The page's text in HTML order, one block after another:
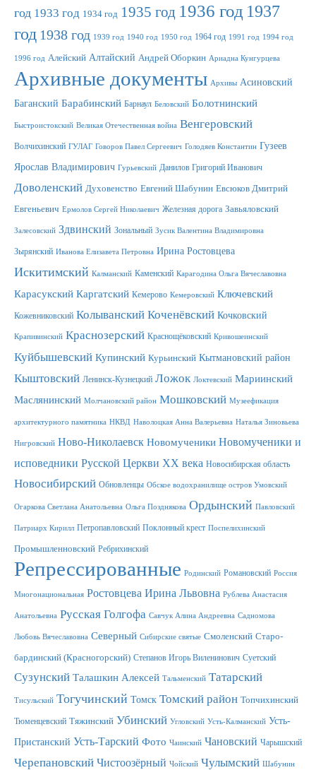
год 1933 год 1934 год 1935 год 1936 год 1937
год 1938 год 1939 год 1940 год 1950 год 1964 год 1991 год 1994 год
1996 год Алейский Алтайский Андрей Оборкин Ариадна Кунгурцева
Архивные документы Архивы Асиновский
Баганский Барабинский Барнаул Беловский Болотнинский
Быстроистокский Великая Отечественная война Венгеровский
Волчихинский ГУЛАГ Говоров Павел Сергеевич Голодяев Константин Гузеев
Ярослав Владимирович Гурьевский Данилов Григорий Иванович
Доволенский Духовенство Евгений Шабунин Евсюков Дмитрий
Евгеньевич Ермолов Сергей Николаевич Железная дорога Завьяловский
Залесовский Здвинский Зональный Зусик Валентина Владимировна
Зырянский Иванова Елизавета Петровна Ирина Ростовцева
Искитимский Калманский Каменский Карагодина Ольга Вячеславовна
Карасукский Каргатский Кемерово Кемеровский Ключевский
Кожевниковский Колыванский Коченёвский Кочковский
Крапивинский Краснозерский Краснощёковский Кривошеинский
Куйбышевский Купинский Курьинский Кытмановский район
Кыштовский Ленинск-Кузнецкий Ложок Локтевский Мариинский
Маслянинский Молчановский район Мошковский Музеефикация
архитектурного памятника НКВД Наволоцкая Анна Валерьевна Наталья Зиновьева
Нигровский Ново-Николаевск Новомученики Новомученики и
исповедники Русской Церкви XX века Новосибирская область
Новосибирский Обновленцы Обское водохранилище остров Умовский
Огаркова Светлана Анатольевна Ольга Позднякова Ордынский Павловский
Патриарх Кирилл Петропавловский Поклонный крест Поспелихинский
Промышленновский Ребрихинский
Репрессированные Родинский Романовский Россия
Многонациональная Ростовцева Ирина Львовна Рублева Анастасия
Анатольевна Русская Голгофа Савчук Алина Андреевна Садномова
Любовь Вячеславовна Северный Сибирские святые Смоленский Старо-
бардинский (Красногорский) Степанов Игорь Виленинович Суетский
Сузунский Талашкин Алексей Тальменский Татарский
Тисульский Тогучинский Томск Томский район Топчихинский
Тюменцевский Тяжинский Убинский Угловский Усть-Калманский Усть-
Пристанский Усть-Тарский Фото Чаинский Чановский Чарышский
Черепановский Чистоозёрный Чойский Чулымский Шабунин